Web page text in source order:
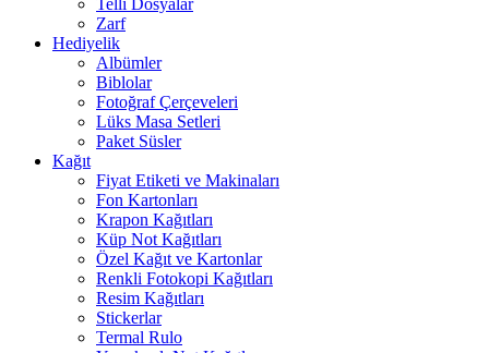
Zarf
Hediyelik
Albümler
Biblolar
Fotoğraf Çerçeveleri
Lüks Masa Setleri
Paket Süsler
Kağıt
Fiyat Etiketi ve Makinaları
Fon Kartonları
Krapon Kağıtları
Küp Not Kağıtları
Özel Kağıt ve Kartonlar
Renkli Fotokopi Kağıtları
Resim Kağıtları
Stickerlar
Termal Rulo